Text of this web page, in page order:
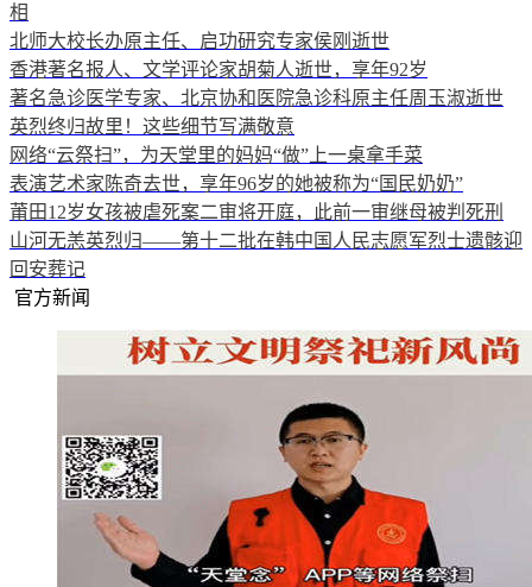
相
北师大校长办原主任、启功研究专家侯刚逝世
香港著名报人、文学评论家胡菊人逝世，享年92岁
著名急诊医学专家、北京协和医院急诊科原主任周玉淑逝世
英烈终归故里！这些细节写满敬意
网络“云祭扫”，为天堂里的妈妈“做”上一桌拿手菜
表演艺术家陈奇去世，享年96岁的她被称为“国民奶奶”
莆田12岁女孩被虐死案二审将开庭，此前一审继母被判死刑
山河无恙英烈归——第十二批在韩中国人民志愿军烈士遗骸迎
回安葬记
官方新闻